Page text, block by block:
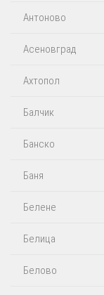
Антоново
Асеновград
Ахтопол
Балчик
Банско
Баня
Белене
Белица
Белово